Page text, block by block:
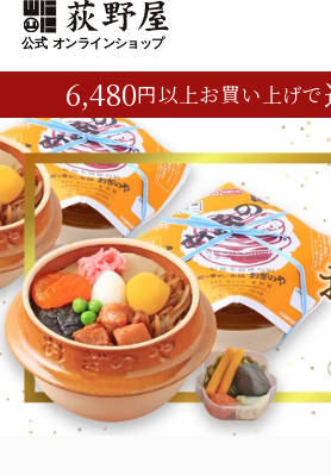
6,480円以上お買い上げで
TOP
すべての商
峠の釜めし
荻野屋のギフ
峠のそば・カレ
お菓子・ご飯の
TOP
すべての商品
峠の釜めし
荻野屋のギフト
峠のそば・カレー